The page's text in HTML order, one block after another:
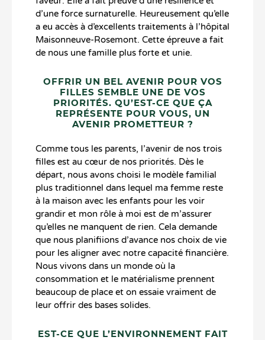
d’une force surnaturelle. Heureusement qu’elle
a eu accès à d’excellents traitements à l’hôpital
Maisonneuve-Rosemont. Cette épreuve a fait
de nous une famille plus forte et unie.
OFFRIR UN BEL AVENIR POUR VOS
FILLES SEMBLE UNE DE VOS
PRIORITÉS. QU’EST-CE QUE ÇA
REPRÉSENTE POUR VOUS, UN
AVENIR PROMETTEUR ?
Comme tous les parents, l’avenir de nos trois
filles est au cœur de nos priorités. Dès le
départ, nous avons choisi le modèle familial
plus traditionnel dans lequel ma femme reste
à la maison avec les enfants pour les voir
grandir et mon rôle à moi est de m’assurer
qu’elles ne manquent de rien. Cela demande
que nous planifiions d’avance nos choix de vie
pour les aligner avec notre capacité financière.
Nous vivons dans un monde où la
consommation et le matérialisme prennent
beaucoup de place et on essaie vraiment de
leur offrir des bases solides.
EST-CE QUE L’ENVIRONNEMENT FAIT